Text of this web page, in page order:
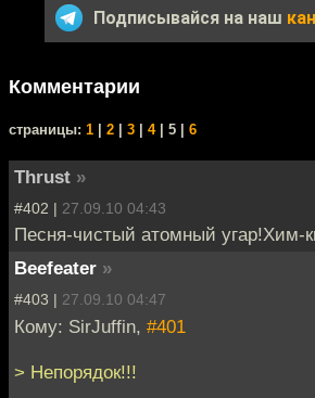
Подписывайся на наш
Комментарии
cтраницы: 1 2 3 4| 5 | 6
Thrust »
#402 | 27.09.10 04:43
Песня-чистый атомный угар!Хим-
Beefeater »
#403 | 27.09.10 04:47
Кому: SirJuffin, #401
> Непорядок!!!